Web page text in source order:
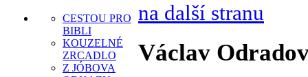
CESTOU PRO
BIBLI
KOUZELNÉ
ZRCADLO
Z JÓBOVA
na další stranu
Václav